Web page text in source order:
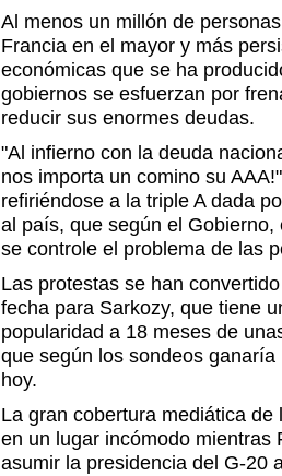
Al menos un millón de
Francia en el mayor y más
económicas que se ha
gobiernos se esfuerzan por
reducir sus enormes deudas.
"Al infierno con la deuda
nos importa un comino su
refiriéndose a la triple A dada
al país, que según el
se controle el problema de las
Las protestas se han
fecha para Sarkozy, que tiene
popularidad a 18 meses de
que según los sondeos
hoy.
La gran cobertura mediática
en un lugar incómodo mientras
asumir la presidencia del G-20